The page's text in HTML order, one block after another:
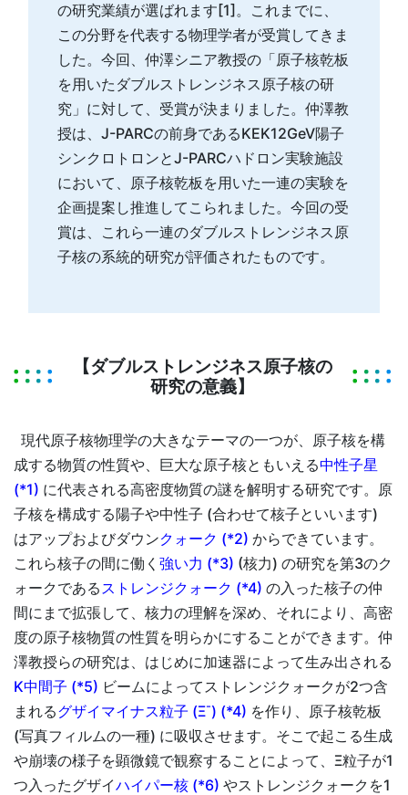
の研究業績が選ばれます[1]。これまでに、
この分野を代表する物理学者が受賞してきま
した。今回、仲澤シニア教授の「原子核乾板
を用いたダブルストレンジネス原子核の研
究」に対して、受賞が決まりました。仲澤教
授は、J-PARCの前身であるKEK12GeV陽子
シンクロトロンとJ-PARCハドロン実験施設
において、原子核乾板を用いた一連の実験を
企画提案し推進してこられました。今回の受
賞は、これら一連のダブルストレンジネス原
子核の系統的研究が評価されたものです。
【ダブルストレンジネス原子核の
研究の意義】
現代原子核物理学の大きなテーマの一つが、原子核を構
成する物質の性質や、巨大な原子核ともいえる中性子星
(*1) に代表される高密度物質の謎を解明する研究です。原
子核を構成する陽子や中性子 (合わせて核子といいます)
はアップおよびダウンクォーク (*2) からできています。
これら核子の間に働く 強い力 (*3) (核力) の研究を第3のク
ォークである ストレンジクォーク (*4) の入った核子の仲
間にまで拡張して、核力の理解を深め、それにより、高密
度の原子核物質の性質を明らかにすることができます。仲
澤教授らの研究は、はじめに加速器によって生み出される
K中間子 (*5) ビームによってストレンジクォークが2つ含
まれるグザイマイナス粒子 (Ξ-) (*4) を作り、原子核乾板
(写真フィルムの一種) に吸収させます。そこで起こる生成
や崩壊の様子を顕微鏡で観察することによって、Ξ粒子が1
つ入ったグザイハイパー核 (*6) やストレンジクォークを1